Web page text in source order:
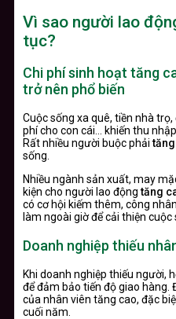
Vì sao người lao
tục?
Chi phí sinh hoạt tăng
trở nên phổ biến
Cuộc sống xa quê, tiền nhà
phí cho con cái… khiến thu
Rất nhiều người buộc phải
sống.
Nhiều ngành sản xuất, may
kiện cho người lao độngtăng
có cơ hội kiếm thêm, công
làm ngoài giờ để cải thiện cuộc
Doanh nghiệp thiếu
Khi doanh nghiệp thiếu người,
để đảm bảo tiến độ giao hàng.
của nhân viên tăng cao, đặc
cuối năm.